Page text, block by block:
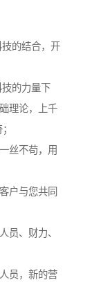
的结合，开
的力量下
理论，上千
丝不苟，用
户与您共同
员、财力、
员，新的营